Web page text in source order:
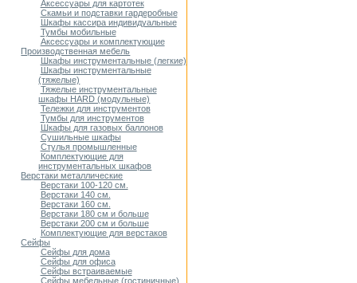
Аксессуары для картотек
Скамьи и подставки гардеробные
Шкафы кассира индивидуальные
Тумбы мобильные
Аксессуары и комплектующие
Производственная мебель
Шкафы инструментальные (легкие)
Шкафы инструментальные
(тяжелые)
Тяжелые инструментальные
шкафы HARD (модульные)
Тележки для инструментов
Тумбы для инструментов
Шкафы для газовых баллонов
Сушильные шкафы
Стулья промышленные
Комплектующие для
инструментальных шкафов
Верстаки металлические
Верстаки 100-120 см.
Верстаки 140 см.
Верстаки 160 см.
Верстаки 180 см и больше
Верстаки 200 см и больше
Комплектующие для верстаков
Сейфы
Сейфы для дома
Сейфы для офиса
Сейфы встраиваемые
Сейфы мебельные (гостиничные)